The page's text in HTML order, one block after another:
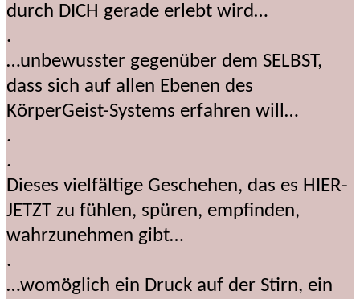
durch DICH gerade erlebt wird…
.
…unbewusster gegenüber dem SELBST,
dass sich auf allen Ebenen des
KörperGeist-Systems erfahren will…
.
.
Dieses vielfältige Geschehen, das es HIER-
JETZT zu fühlen, spüren, empfinden,
wahrzunehmen gibt…
.
…womöglich ein Druck auf der Stirn, ein